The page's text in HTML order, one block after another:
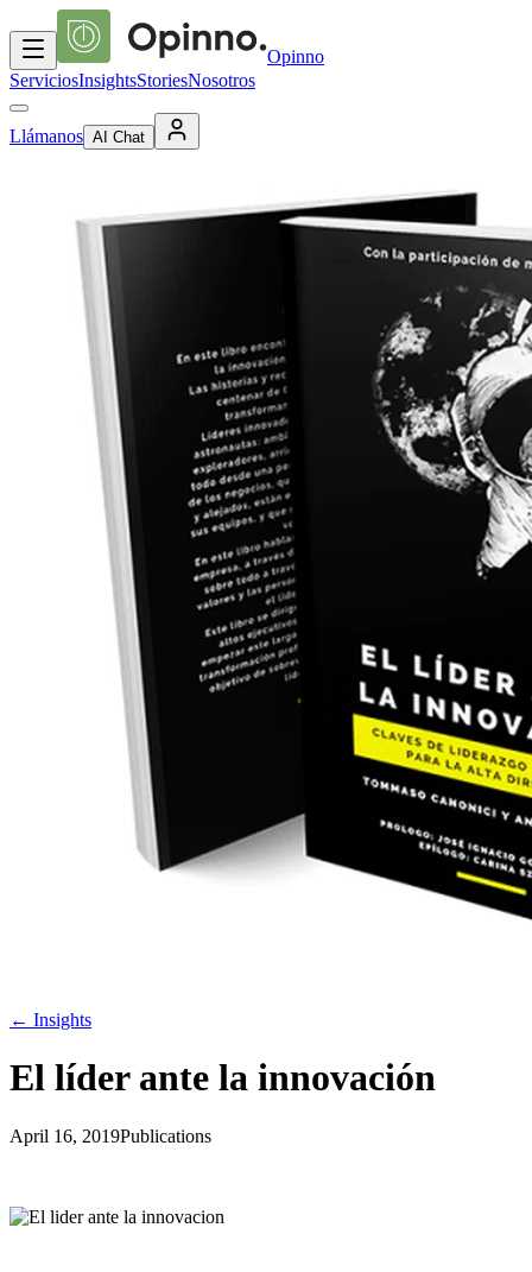
Opinno
ServiciosInsightsStoriesNosotros
Llámanos AI Chat
← Insights
El líder ante la innovación
April 16, 2019Publications